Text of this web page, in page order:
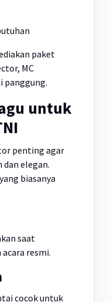
paket
MC
panggung.
untuk
penting agar
dan elegan.
biasanya
saat
resmi.
cocok untuk